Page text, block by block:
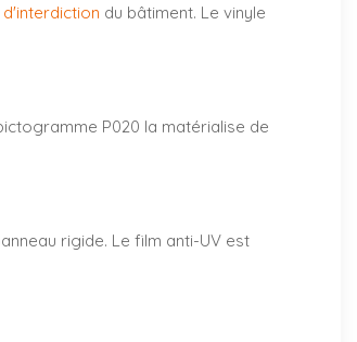
du bâtiment. Le vinyle
P020 la matérialise de
rigide. Le film anti-UV est